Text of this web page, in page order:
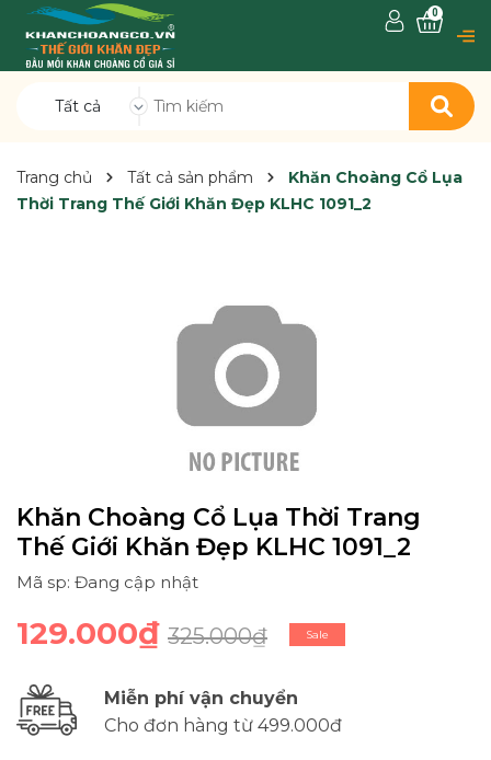
Tất cả
0
Trang chủ Tất cả sản phẩm
Khăn Choàng Cổ Lụa
Thời Trang Thế Giới Khăn Đẹp KLHC 1091_2
Khăn Choàng Cổ Lụa Thời Trang
Thế Giới Khăn Đẹp KLHC 1091_2
Mã sp: Đang cập nhật
129.000₫ 325.000₫ Sale
Miễn phí vận chuyển
Cho đơn hàng từ 499.000đ